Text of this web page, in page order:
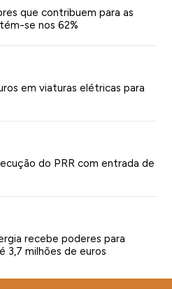
que contribuem para as
se nos 62%
em viaturas elétricas para
do PRR com entrada de
recebe poderes para
3,7 milhões de euros